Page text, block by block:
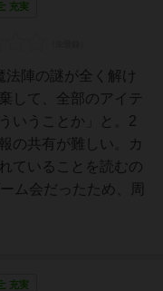
充実
法陣の謎が全く解け
して、全部のアイテ
いうことか」と。2
の共有が難しい。カ
ていることを読むの
ム会だったため、周
充実